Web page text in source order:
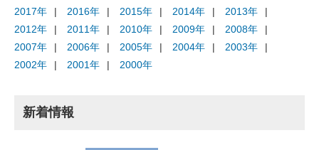
2017年
2016年 2015年 2014年
2013年
2012年
2011年 2010年 2009年
2008年
2007年
2006年 2005年 2004年
2003年
2002年
2001年 2000年
新着情報